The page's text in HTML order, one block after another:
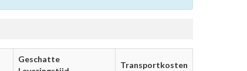
Geschatte
Transportkosten